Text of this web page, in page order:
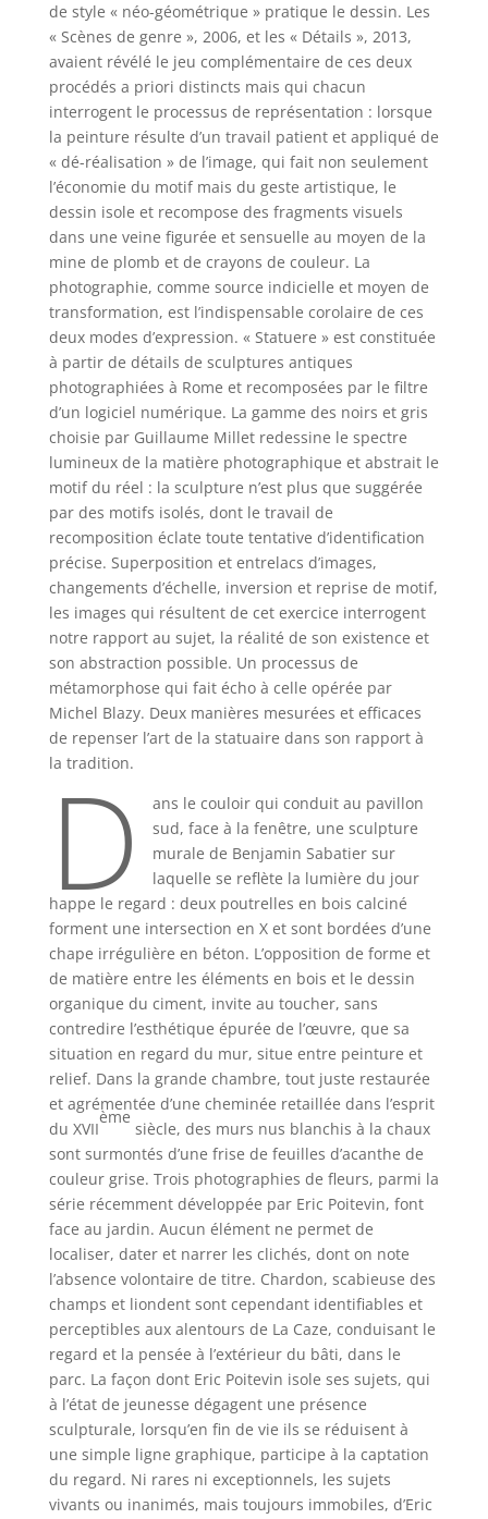
de style « néo-géométrique » pratique le dessin. Les
« Scènes de genre », 2006, et les « Détails », 2013,
avaient révélé le jeu complémentaire de ces deux
procédés a priori distincts mais qui chacun
interrogent le processus de représentation : lorsque
la peinture résulte d’un travail patient et appliqué de
« dé-réalisation » de l’image, qui fait non seulement
l’économie du motif mais du geste artistique, le
dessin isole et recompose des fragments visuels
dans une veine figurée et sensuelle au moyen de la
mine de plomb et de crayons de couleur. La
photographie, comme source indicielle et moyen de
transformation, est l’indispensable corolaire de ces
deux modes d’expression. « Statuere » est constituée
à partir de détails de sculptures antiques
photographiées à Rome et recomposées par le filtre
d’un logiciel numérique. La gamme des noirs et gris
choisie par Guillaume Millet redessine le spectre
lumineux de la matière photographique et abstrait le
motif du réel : la sculpture n’est plus que suggérée
par des motifs isolés, dont le travail de
recomposition éclate toute tentative d’identification
précise. Superposition et entrelacs d’images,
changements d’échelle, inversion et reprise de motif,
les images qui résultent de cet exercice interrogent
notre rapport au sujet, la réalité de son existence et
son abstraction possible. Un processus de
métamorphose qui fait écho à celle opérée par
Michel Blazy. Deux manières mesurées et efficaces
de repenser l’art de la statuaire dans son rapport à
la tradition.
D
ans le couloir qui conduit au pavillon
sud, face à la fenêtre, une sculpture
murale de Benjamin Sabatier sur
laquelle se reflète la lumière du jour
happe le regard : deux poutrelles en bois calciné
forment une intersection en X et sont bordées d’une
chape irrégulière en béton. L’opposition de forme et
de matière entre les éléments en bois et le dessin
organique du ciment, invite au toucher, sans
contredire l’esthétique épurée de l’œuvre, que sa
situation en regard du mur, situe entre peinture et
relief. Dans la grande chambre, tout juste restaurée
et agrémentée d’une cheminée retaillée dans l’esprit
du XVII
ème
siècle, des murs nus blanchis à la chaux
sont surmontés d’une frise de feuilles d’acanthe de
couleur grise. Trois photographies de fleurs, parmi la
série récemment développée par Eric Poitevin, font
face au jardin. Aucun élément ne permet de
localiser, dater et narrer les clichés, dont on note
l’absence volontaire de titre. Chardon, scabieuse des
champs et liondent sont cependant identifiables et
perceptibles aux alentours de La Caze, conduisant le
regard et la pensée à l’extérieur du bâti, dans le
parc. La façon dont Eric Poitevin isole ses sujets, qui
à l’état de jeunesse dégagent une présence
sculpturale, lorsqu’en fin de vie ils se réduisent à
une simple ligne graphique, participe à la captation
du regard. Ni rares ni exceptionnels, les sujets
vivants ou inanimés, mais toujours immobiles, d’Eric